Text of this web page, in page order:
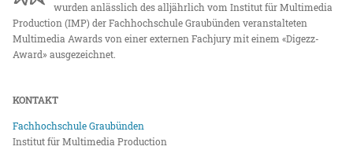
wurden anlässlich des alljährlich vom Institut für Multimedia
Production (IMP) der Fachhochschule Graubünden veranstalteten
Multimedia Awards von einer externen Fachjury mit einem «Digezz-
Award» ausgezeichnet.
KONTAKT
Fachhochschule Graubünden
Institut für Multimedia Production